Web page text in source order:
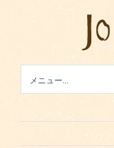
メニュー...